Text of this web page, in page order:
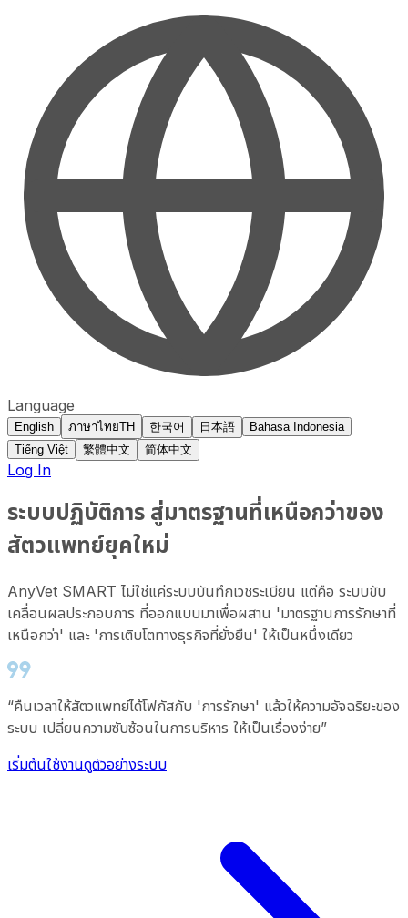
Language
English ภาษาไทยTH 한국어 日本語
Bahasa Indonesia
Tiếng Việt
繁體中文 简体中文
Log In
ระบบปฏิบัติการ สู่มาตรฐานที่เหนือกว่าของ
สัตวแพทย์ยุคใหม่
AnyVet SMART ไม่ใช่แค่ระบบบันทึกเวชระเบียน แต่คือ ระบบขับ
เคลื่อนผลประกอบการ ที่ออกแบบมาเพื่อผสาน 'มาตรฐานการรักษาที่
เหนือกว่า' และ 'การเติบโตทางธุรกิจที่ยั่งยืน' ให้เป็นหนึ่งเดียว
“คืนเวลาให้สัตวแพทย์ได้โฟกัสกับ 'การรักษา' แล้วให้ความอัจฉริยะของ
ระบบ เปลี่ยนความซับซ้อนในการบริหาร ให้เป็นเรื่องง่าย”
เริ่มต้นใช้งานดูตัวอย่างระบบ